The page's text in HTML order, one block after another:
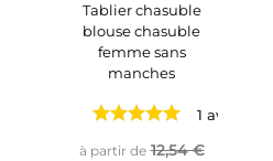
Tablier chasuble
blouse chasuble
femme sans
manches
1 avis
à partir de Prix de base
12,54 €Prix